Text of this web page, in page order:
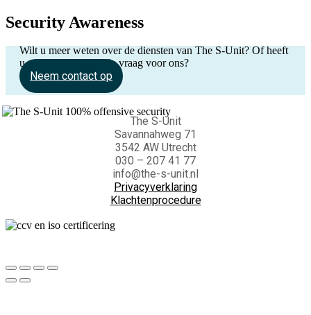
Security Awareness
Wilt u meer weten over de diensten van The S-Unit? Of heeft
u een andere S-entiële vraag voor ons?
Neem contact op
The S-Unit
Savannahweg 71
3542 AW Utrecht
030 – 207 41 77
info@the-s-unit.nl
Privacyverklaring
Klachtenprocedure